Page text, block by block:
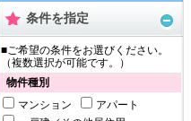
条件を指定
■ご希望の条件をお選びください。
（複数選択が可能です。）
物件種別
マンション
アパート